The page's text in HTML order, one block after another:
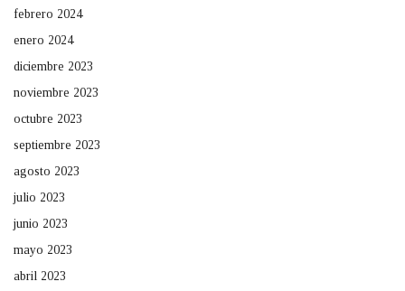
febrero 2024
enero 2024
diciembre 2023
noviembre 2023
octubre 2023
septiembre 2023
agosto 2023
julio 2023
junio 2023
mayo 2023
abril 2023